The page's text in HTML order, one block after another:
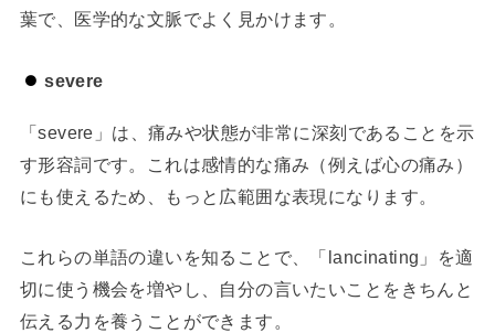
葉で、医学的な文脈でよく見かけます。
severe
「severe」は、痛みや状態が非常に深刻であることを示
す形容詞です。これは感情的な痛み（例えば心の痛み）
にも使えるため、もっと広範囲な表現になります。
これらの単語の違いを知ることで、「lancinating」を適
切に使う機会を増やし、自分の言いたいことをきちんと
伝える力を養うことができます。